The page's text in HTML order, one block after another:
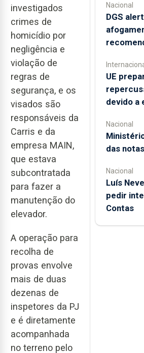
investigados
crimes de
homicídio por
negligência e
violação de
regras de
segurança, e os
visados são
responsáveis da
Carris e da
empresa MAIN,
que estava
subcontratada
para fazer a
manutenção do
elevador.
A operação para
recolha de
provas envolve
mais de duas
dezenas de
inspetores da PJ
e é diretamente
acompanhada
no terreno pelo
Nacional
DGS
UE
devido a
Nacional
das
Nacional
Luís
pedir
Contas